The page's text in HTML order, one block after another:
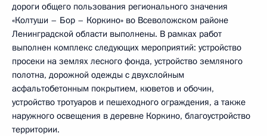
дороги общего пользования регионального значения
«Колтуши – Бор – Коркино» во Всеволожском районе
Ленинградской области выполнены. В рамках работ
выполнен комплекс следующих мероприятий: устройство
просеки на землях лесного фонда, устройство земляного
полотна, дорожной одежды с двухслойным
асфальтобетонным покрытием, кюветов и обочин,
устройство тротуаров и пешеходного ограждения, а также
наружного освещения в деревне Коркино, благоустройство
территории.